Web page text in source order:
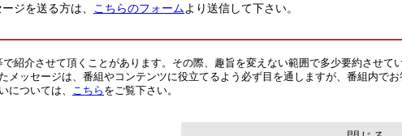
ジを送る方は、 こちらのフォームより送信して下さい。
で紹介させて頂くことがあります。その際、趣旨を変えない範囲で多少要約させて
メッセージは、番組やコンテンツに役立てるよう必ず目を通しますが、番組内で
については、
こちら をご覧下さい。